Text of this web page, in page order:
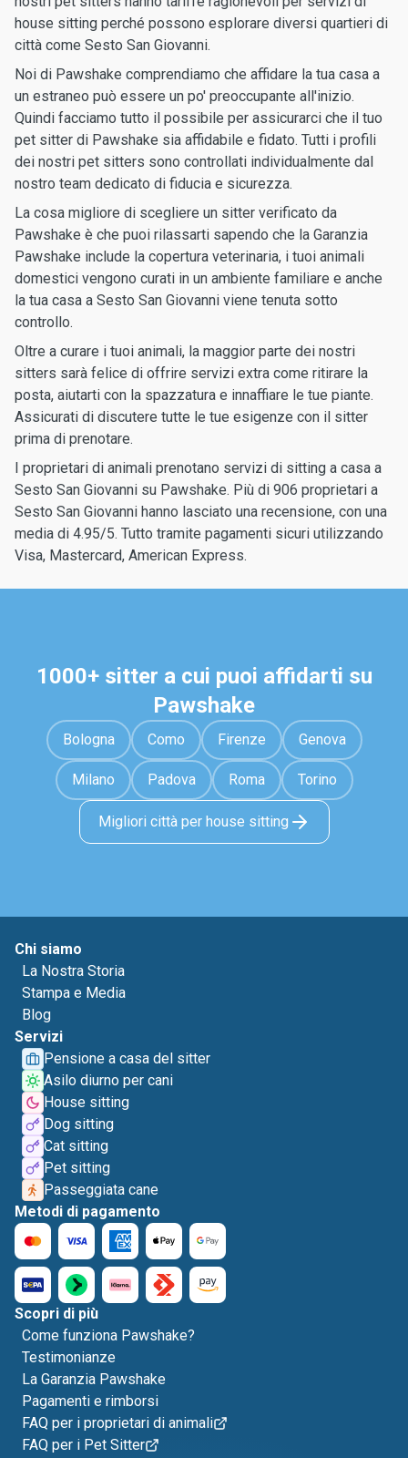
house sitting perché possono esplorare diversi quartieri di
città come Sesto San Giovanni.
Noi di Pawshake comprendiamo che affidare la tua casa a
un estraneo può essere un po' preoccupante all'inizio.
Quindi facciamo tutto il possibile per assicurarci che il tuo
pet sitter di Pawshake sia affidabile e fidato. Tutti i profili
dei nostri pet sitters sono controllati individualmente dal
nostro team dedicato di fiducia e sicurezza.
La cosa migliore di scegliere un sitter verificato da
Pawshake è che puoi rilassarti sapendo che la Garanzia
Pawshake include la copertura veterinaria, i tuoi animali
domestici vengono curati in un ambiente familiare e anche
la tua casa a Sesto San Giovanni viene tenuta sotto
controllo.
Oltre a curare i tuoi animali, la maggior parte dei nostri
sitters sarà felice di offrire servizi extra come ritirare la
posta, aiutarti con la spazzatura e innaffiare le tue piante.
Assicurati di discutere tutte le tue esigenze con il sitter
prima di prenotare.
I proprietari di animali prenotano servizi di sitting a casa a
Sesto San Giovanni su Pawshake. Più di 906 proprietari a
Sesto San Giovanni hanno lasciato una recensione, con una
media di 4.95/5. Tutto tramite pagamenti sicuri utilizzando
Visa, Mastercard, American Express.
1000+ sitter a cui puoi affidarti su
Pawshake
Bologna Como Firenze Genova
Milano Padova Roma Torino
Migliori città per house sitting
Chi siamo
La Nostra Storia
Stampa e Media
Blog
Servizi
Pensione a casa del sitter
Asilo diurno per cani
House sitting
Dog sitting
Cat sitting
Pet sitting
Passeggiata cane
Metodi di pagamento
Scopri di più
Come funziona Pawshake?
Testimonianze
La Garanzia Pawshake
Pagamenti e rimborsi
FAQ per i proprietari di animali
FAQ per i Pet Sitter